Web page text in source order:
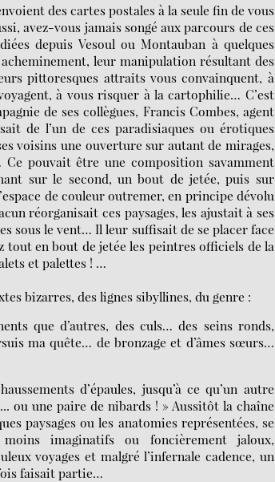
des cartes postales à la seule fin de vous
avez-vous jamais songé aux parcours de ces
depuis Vesoul ou Montauban à quelques
leur manipulation résultant des
pittoresques attraits vous convainquent, à
à vous risquer à la cartophilie… C’est
de ses collègues, Francis Combes, agent
de l’un de ces paradisiaques ou érotiques
voisins une ouverture sur autant de mirages,
Ce pouvait être une composition savamment
sur le second, un bout de jetée, puis sur
de couleur outremer, en principe dévolu
réorganisait ces paysages, les ajustait à ses
sous le vent… Il leur suffisait de se placer face
tout en bout de jetée les peintres officiels de la
et palettes ! …
bizarres, des lignes sibyllines, du genre :
que d’autres, des culs… des seins ronds,
ma quête… de bronzage et d’âmes sœurs…
d’épaules, jusqu’à ce qu’un autre
ou une paire de nibards ! » Aussitôt la chaîne
paysages ou les anatomies représentées, se
imaginatifs ou foncièrement jaloux,
voyages et malgré l’infernale cadence, un
faisait partie…